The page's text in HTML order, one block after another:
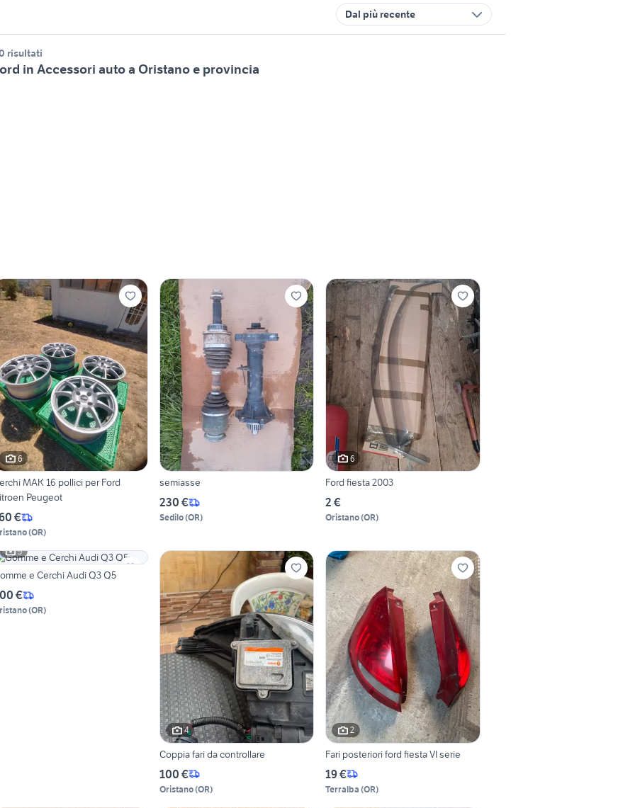
Dal più recente
risultati
in Accessori auto a Oristano e provincia
6
MAK 16 pollici per Ford
Peugeot
€
(OR)
semiasse
230 €
Sedilo(OR)
6
Ford fiesta 2003
2 €
Oristano(OR)
5
e Cerchi Audi Q3 Q5
€
(OR)
4
Coppia fari da controllare
100 €
Oristano(OR)
2
Fari posteriori ford fiesta VI serie
19 €
Terralba (OR)